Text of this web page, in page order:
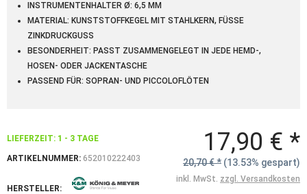
INSTRUMENTENHALTER Ø: 6,5 MM
MATERIAL: KUNSTSTOFFKEGEL MIT STAHLKERN, FÜSSE Z
INKDRUCKGUSS
BESONDERHEIT: PASST ZUSAMMENGELEGT IN JEDE HEMD-,
HOSEN- ODER JACKENTASCHE
PASSEND FÜR: SOPRAN- UND PICCOLOFLÖTEN
LIEFERZEIT: 1 - 3 TAGE
ARTIKELNUMMER: 652010222403
HERSTELLER:
17,90 € *
20,70 € * (13.53% gespart)
inkl. MwSt. zzgl. Versandkosten